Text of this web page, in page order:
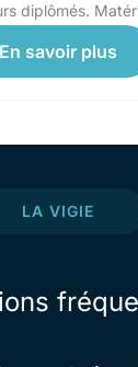
diplômés.
En savoir plus
LA VIGIE